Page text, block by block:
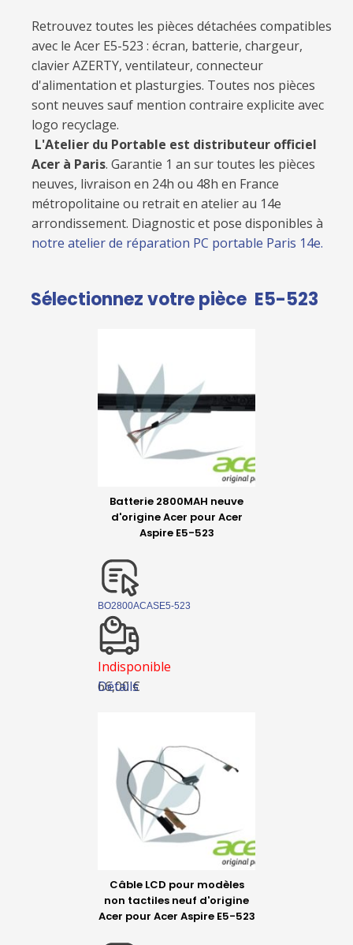
Retrouvez toutes les pièces détachées compatibles
avec le Acer E5-523 : écran, batterie, chargeur,
clavier AZERTY, ventilateur, connecteur
d'alimentation et plasturgies. Toutes nos pièces
sont neuves sauf mention contraire explicite avec
logo recyclage.
L'Atelier du Portable est distributeur officiel
Acer à Paris. Garantie 1 an sur toutes les pièces
neuves, livraison en 24h ou 48h en France
métropolitaine ou retrait en atelier au 14e
arrondissement. Diagnostic et pose disponibles à
notre atelier de réparation PC portable Paris 14e.
Sélectionnez votre pièce E5-523
Détails
Batterie 2800MAH neuve
d'origine Acer pour Acer
Aspire E5-523
BO2800ACASE5-523
Indisponible
66,00 €
Câble LCD pour modèles
non tactiles neuf d'origine
Acer pour Acer Aspire E5-523